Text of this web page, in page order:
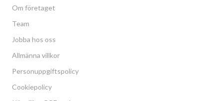
Om företaget
Team
Jobba hos oss
Allmänna villkor
Personuppgiftspolicy
Cookiepolicy